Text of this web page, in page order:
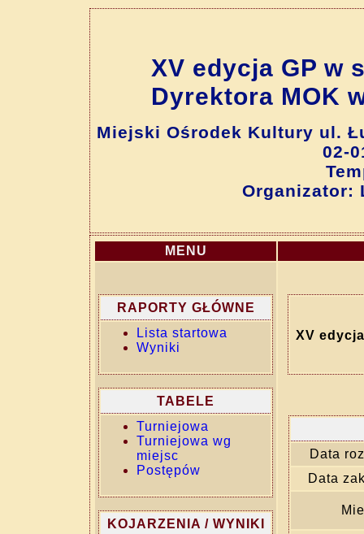
XV edycja GP w
Dyrektora MOK
Miejski Ośrodek Kultury ul.
02-
Organizator:
MENU
RAPORTY GŁÓWNE
Lista startowa
Wyniki
TABELE
Turniejowa
Turniejowa wg
miejsc
Postępów
KOJARZENIA / WYNIKI
XV
Data
Data